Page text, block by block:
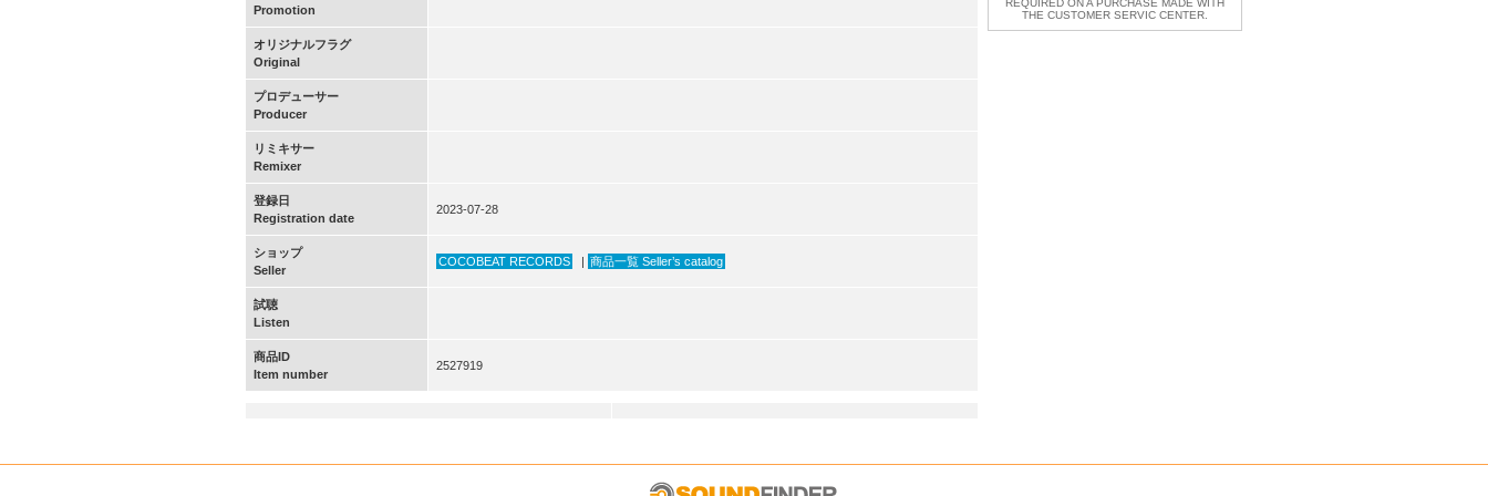
Promotion
オリジナルフラグ
Original
プロデューサー
Producer
リミキサー
Remixer
登録日
Registration date
2023-07-28
ショップ
Seller
COCOBEAT RECORDS | 商品一覧 Seller’s catalog
試聴
Listen
商品ID
Item number
2527919
REQUIRED ON A PURCHASE MADE WITH
THE CUSTOMER SERVIC CENTER.